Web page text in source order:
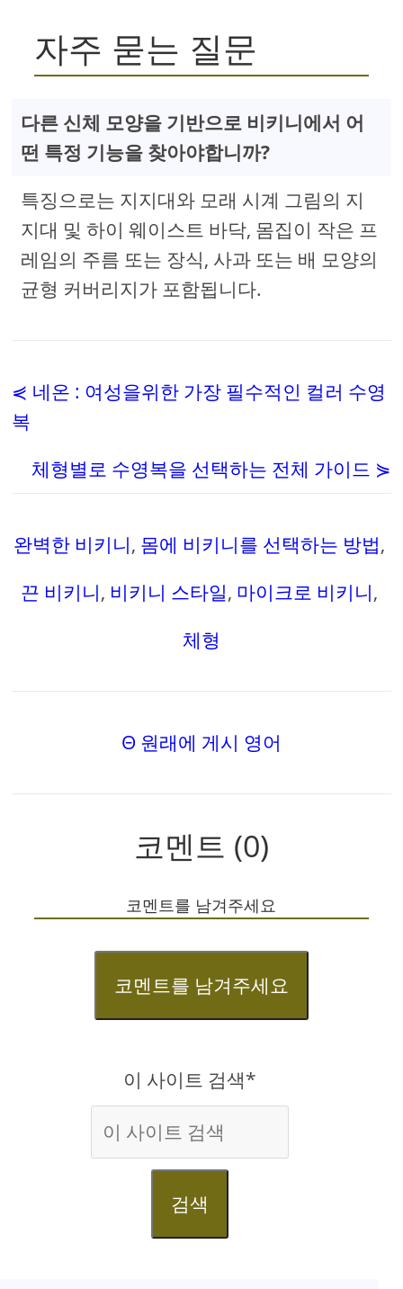
자주 묻는 질문
다른 신체 모양을 기반으로 비키니에서 어
떤 특정 기능을 찾아야합니까?
특징으로는 지지대와 모래 시계 그림의 지
지대 및 하이 웨이스트 바닥, 몸집이 작은 프
레임의 주름 또는 장식, 사과 또는 배 모양의
균형 커버리지가 포함됩니다.
⋞ 네온 : 여성을위한 가장 필수적인 컬러 수영
복
체형별로 수영복을 선택하는 전체 가이드 ⋟
완벽한 비키니, 몸에 비키니를 선택하는 방법,
끈 비키니, 비키니 스타일, 마이크로 비키니,
체형
Θ 원래에 게시 영어
코멘트 (0)
코멘트를 남겨주세요
코멘트를 남겨주세요
이 사이트 검색*
검색